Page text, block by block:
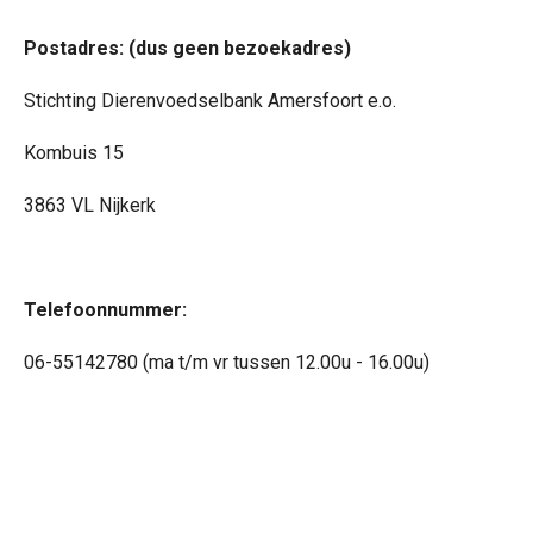
Postadres: (dus geen bezoekadres)
Stichting Dierenvoedselbank Amersfoort e.o.
Kombuis 15
3863 VL Nijkerk
Telefoonnummer:
06-55142780 (ma t/m vr tussen 12.00u - 16.00u)